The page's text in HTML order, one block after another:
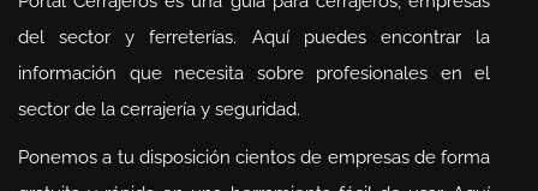
del sector y ferreterías. Aquí puedes encontrar la
información que necesita sobre profesionales en el
sector de la cerrajería y seguridad.
Ponemos a tu disposición cientos de empresas de forma